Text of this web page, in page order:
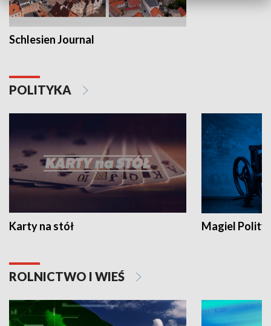
Schlesien Journal
POLITYKA
Karty na stół Magiel
ROLNICTWO I WIEŚ